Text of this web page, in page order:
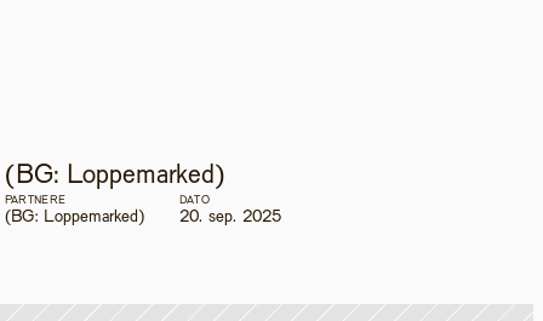
(BG: Loppemarked)
PARTNERE
(BG: Loppemarked)
DATO
20. sep. 2025